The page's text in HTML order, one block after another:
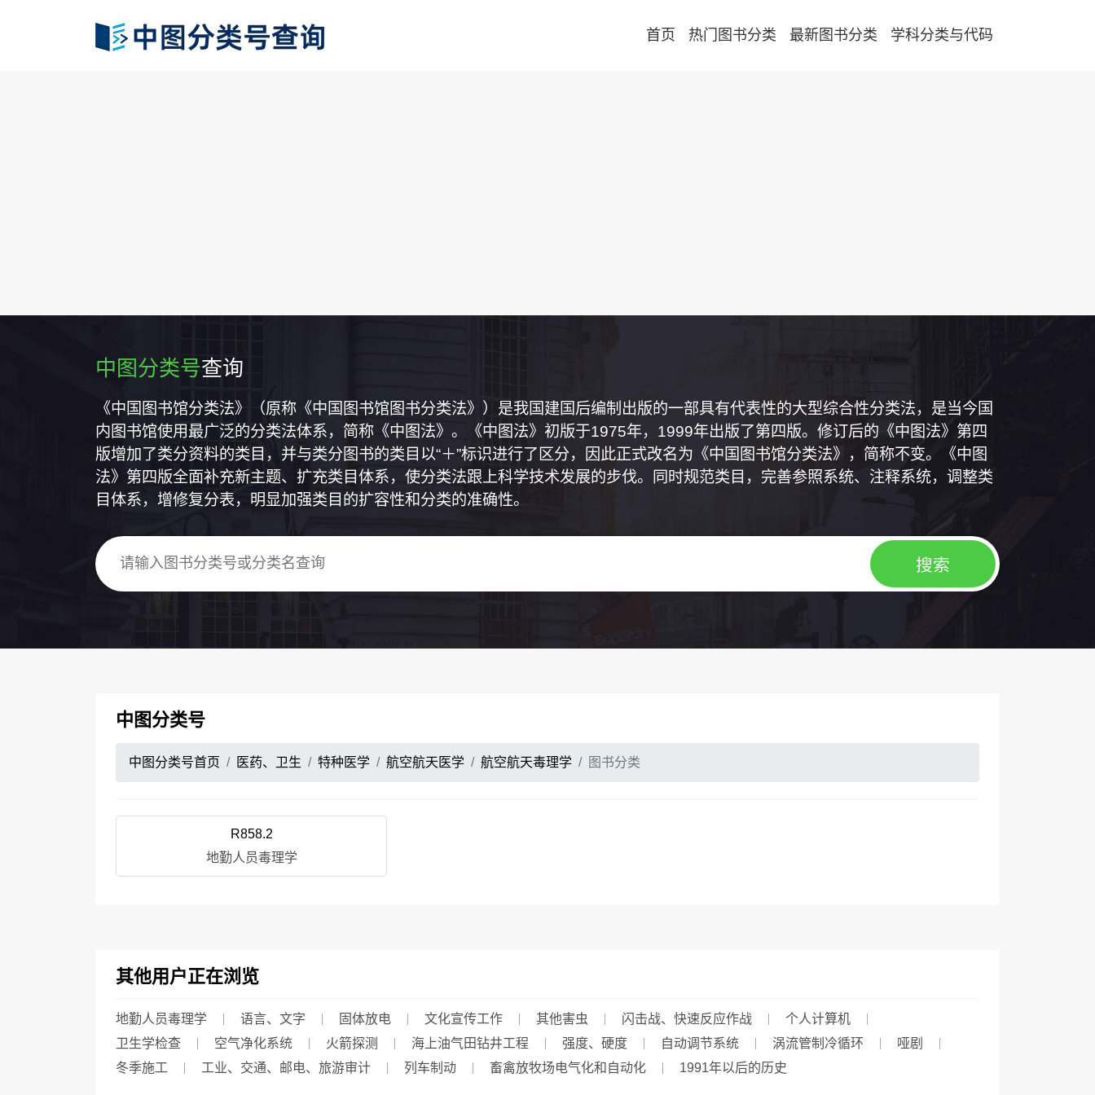
首页 热门图书分类 最新图书分类 学科分类与代码
中图分类号查询
《中国图书馆分类法》（原称《中国图书馆图书分类法》）是我国建国后编制出版的一部具有代表性的大型综合性分类法，是当今国
内图书馆使用最广泛的分类法体系，简称《中图法》。《中图法》初版于1975年，1999年出版了第四版。修订后的《中图法》第四
版增加了类分资料的类目，并与类分图书的类目以“＋”标识进行了区分，因此正式改名为《中国图书馆分类法》，简称不变。《中图
法》第四版全面补充新主题、扩充类目体系，使分类法跟上科学技术发展的步伐。同时规范类目，完善参照系统、注释系统，调整类
目体系，增修复分表，明显加强类目的扩容性和分类的准确性。
中图分类号
中图分类号首页 医药、卫生 特种医学 航空航天医学 航空航天毒理学 图书分类
R858.2
地勤人员毒理学
其他用户正在浏览
地勤人员毒理学 语言、文字 固体放电 文化宣传工作 其他害虫 闪击战、快速反应作战
个人计算机
卫生学检查
空气净化系统 火箭探测 海上油气田钻井工程 强度、硬度 自动调节系统 涡流管制冷循环
哑剧
冬季施工
工业、交通、邮电、旅游审计 列车制动 畜禽放牧场电气化和自动化 1991年以后的历史